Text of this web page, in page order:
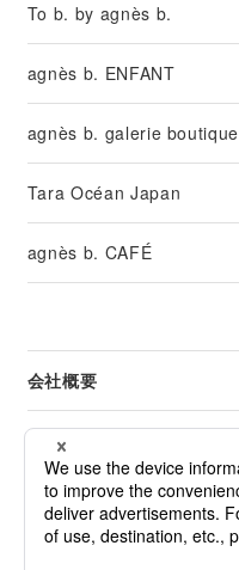
To b. by agnès b.
agnès b. ENFANT
agnès b. galerie boutique
Tara Océan Japan
agnès b. CAFÉ
会社概要
リーガル
カスタマーサービス